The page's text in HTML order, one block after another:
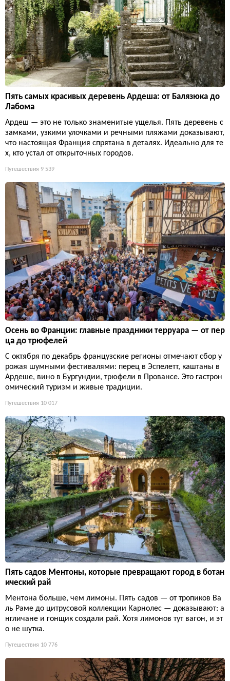
Пять самых красивых деревень Ардеша: от Балязюка до
Лабома
Ардеш — это не только знаменитые ущелья. Пять деревень с
замками, узкими улочками и речными пляжами доказывают,
что настоящая Франция спрятана в деталях. Идеально для те
х, кто устал от открыточных городов.
Путешествия 9 539
Осень во Франции: главные праздники терруара — от пер
ца до трюфелей
С октября по декабрь французские регионы отмечают сбор у
рожая шумными фестивалями: перец в Эспелетт, каштаны в
Ардеше, вино в Бургундии, трюфели в Провансе. Это гастрон
омический туризм и живые традиции.
Путешествия 10 017
Пять садов Ментоны, которые превращают город в ботан
ический рай
Ментона больше, чем лимоны. Пять садов — от тропиков Ва
ль Раме до цитрусовой коллекции Карнолес — доказывают: а
нгличане и гонщик создали рай. Хотя лимонов тут вагон, и эт
о не шутка.
Путешествия 10 776